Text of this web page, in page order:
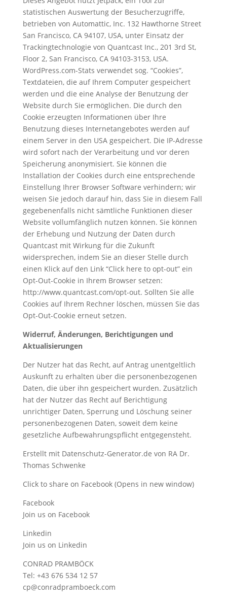
statistischen Auswertung der Besucherzugriffe,
betrieben von Automattic, Inc. 132 Hawthorne Street
San Francisco, CA 94107, USA, unter Einsatz der
Trackingtechnologie von Quantcast Inc., 201 3rd St,
Floor 2, San Francisco, CA 94103-3153, USA.
WordPress.com-Stats verwendet sog. “Cookies”,
Textdateien, die auf Ihrem Computer gespeichert
werden und die eine Analyse der Benutzung der
Website durch Sie ermöglichen. Die durch den
Cookie erzeugten Informationen über Ihre
Benutzung dieses Internetangebotes werden auf
einem Server in den USA gespeichert. Die IP-Adresse
wird sofort nach der Verarbeitung und vor deren
Speicherung anonymisiert. Sie können die
Installation der Cookies durch eine entsprechende
Einstellung Ihrer Browser Software verhindern; wir
weisen Sie jedoch darauf hin, dass Sie in diesem Fall
gegebenenfalls nicht sämtliche Funktionen dieser
Website vollumfänglich nutzen können. Sie können
der Erhebung und Nutzung der Daten durch
Quantcast mit Wirkung für die Zukunft
widersprechen, indem Sie an dieser Stelle durch
einen Klick auf den Link “Click here to opt-out” ein
Opt-Out-Cookie in Ihrem Browser setzen:
http://www.quantcast.com/opt-out. Sollten Sie alle
Cookies auf Ihrem Rechner löschen, müssen Sie das
Opt-Out-Cookie erneut setzen.
Widerruf, Änderungen, Berichtigungen und
Aktualisierungen
Der Nutzer hat das Recht, auf Antrag unentgeltlich
Auskunft zu erhalten über die personenbezogenen
Daten, die über ihn gespeichert wurden. Zusätzlich
hat der Nutzer das Recht auf Berichtigung
unrichtiger Daten, Sperrung und Löschung seiner
personenbezogenen Daten, soweit dem keine
gesetzliche Aufbewahrungspflicht entgegensteht.
Erstellt mit Datenschutz-Generator.de von RA Dr.
Thomas Schwenke
Click to share on Facebook (Opens in new window)
Facebook
Join us on Facebook
Linkedin
Join us on Linkedin
CONRAD PRAMBÖCK
Tel: +43 676 534 12 57
cp@conradpramboeck.com